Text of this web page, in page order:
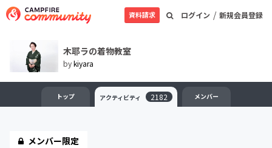
ログイン / 新規会員登録
資料請求
木耶ラの着物教室
bykiyara
トップ アクティビティ 2182 メンバー
メンバー限定